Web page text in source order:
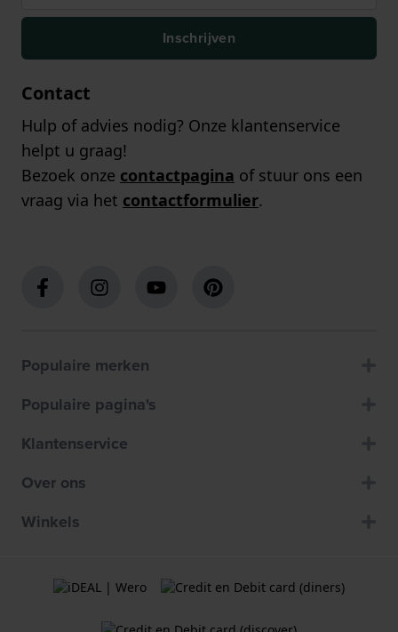
Inschrijven
Contact
Hulp of advies nodig? Onze klantenservice
helpt u graag!
Bezoek onze contactpagina of stuur ons een
vraag via het contactformulier.
Populaire merken
Populaire pagina's
Klantenservice
Over ons
Winkels